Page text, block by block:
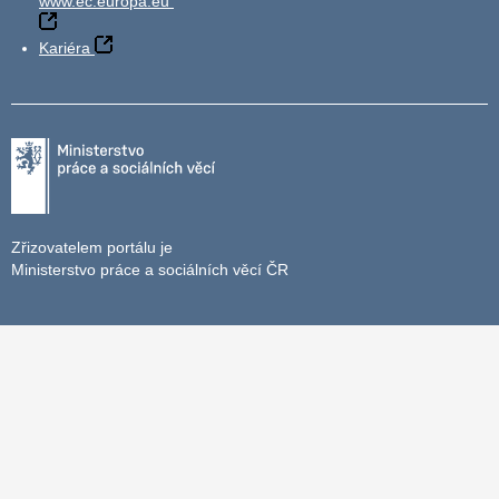
Kariéra
Zřizovatelem portálu je
Ministerstvo práce a sociálních věcí ČR